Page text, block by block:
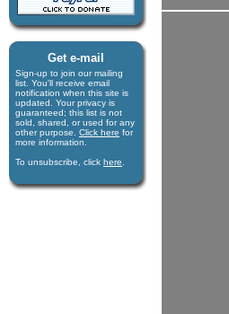
Get e-mail
Sign-up to join our mail­ing
list. You'll receive e­mail
notification when this site is
updated. Your privacy is
guaran­teed; this list is not
sold, shared, or used for any
other purpose. Click here for
more infor­mation.
To unsubscribe, click here